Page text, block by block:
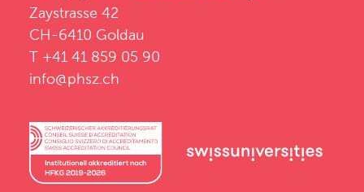
Zaystrasse 42
CH-6410 Goldau
T +41 41 859 05 90
info@phsz.ch